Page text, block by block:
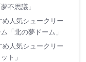
不思議」
人気シュークリー
「北の夢ドーム」
人気シュークリー
ト」